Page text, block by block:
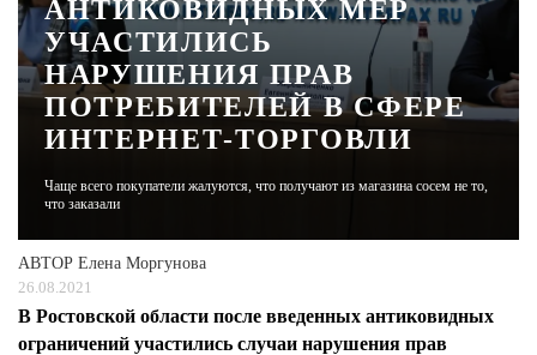
КУЛЬТ ЕДЫ
АФИША
ЖУРНАЛ
АНТИКОВИДНЫХ МЕР
УЧАСТИЛИСЬ
НАРУШЕНИЯ ПРАВ
ПОТРЕБИТЕЛЕЙ В СФЕРЕ
ИНТЕРНЕТ-ТОРГОВЛИ
Чаще всего покупатели жалуются, что получают из магазина сосем не то,
что заказали
АВТОР Елена Моргунова
26.08.2021
В Ростовской области после введенных антиковидных
ограничений участились случаи нарушения прав